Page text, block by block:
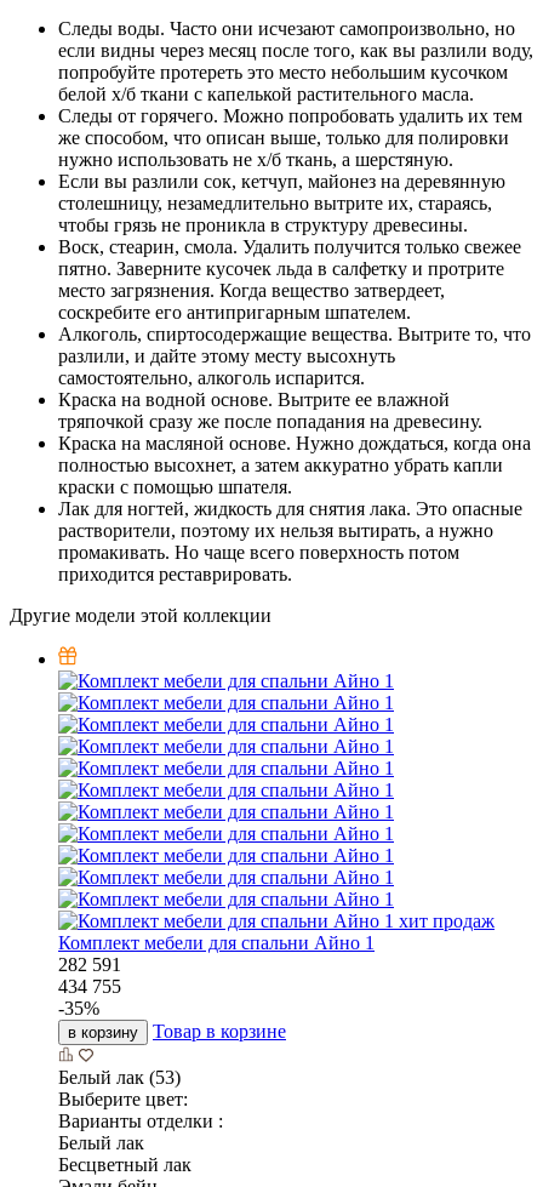
Следы воды. Часто они исчезают самопроизвольно, но
если видны через месяц после того, как вы разлили воду,
попробуйте протереть это место небольшим кусочком
белой х/б ткани с капелькой растительного масла.
Следы от горячего. Можно попробовать удалить их тем
же способом, что описан выше, только для полировки
нужно использовать не х/б ткань, а шерстяную.
Если вы разлили сок, кетчуп, майонез на деревянную
столешницу, незамедлительно вытрите их, стараясь,
чтобы грязь не проникла в структуру древесины.
Воск, стеарин, смола. Удалить получится только свежее
пятно. Заверните кусочек льда в салфетку и протрите
место загрязнения. Когда вещество затвердеет,
соскребите его антипригарным шпателем.
Алкоголь, спиртосодержащие вещества. Вытрите то, что
разлили, и дайте этому месту высохнуть
самостоятельно, алкоголь испарится.
Краска на водной основе. Вытрите ее влажной
тряпочкой сразу же после попадания на древесину.
Краска на масляной основе. Нужно дождаться, когда она
полностью высохнет, а затем аккуратно убрать капли
краски с помощью шпателя.
Лак для ногтей, жидкость для снятия лака. Это опасные
растворители, поэтому их нельзя вытирать, а нужно
промакивать. Но чаще всего поверхность потом
приходится реставрировать.
Другие модели этой коллекции
хит продаж
Комплект мебели для спальни Айно 1
282 591
434 755
-35%
в корзину Товар в корзине
Белый лак (53)
Выберите цвет:
Варианты отделки :
Белый лак
Бесцветный лак